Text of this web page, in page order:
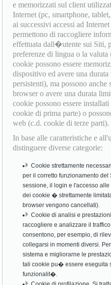
e memorizzati sul client
Internet (pc, smartphone,
ai successivi accessi ad
permettono di raccogliere
effettuata dall�utente sui Siti,
preferenze di lingua o la
cookie possono essere
dispositivo ed avere una
persistenti), ma possono
browser o avere una durata
cookie possono essere
cookie di prima parte) o
web (c.d. cookie di terze parti).
In base alle caratteristiche e
distinguere diverse categorie:
Cookie strettamente
per il corretto funzionamento
sessione, il login e l'accesso
dei cookie � strettamente
browser vengono cancellati).
Cookie di analisi e
raccogliere e analizzare il
consentono, per esempio, di
collegarsi in momenti diversi.
sistema e migliorarne le
tali cookie pu� essere eseguita
funzionalit�.